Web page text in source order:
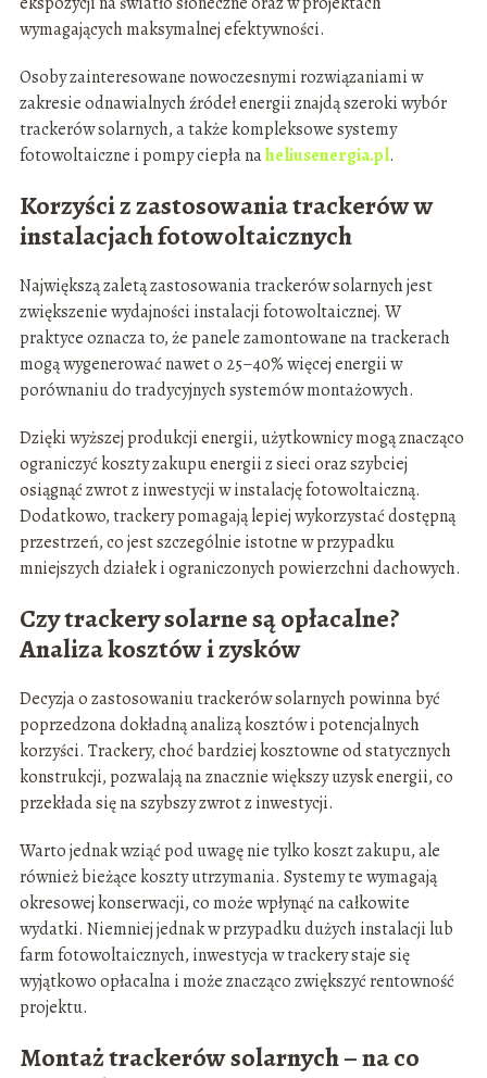
wymagających maksymalnej efektywności.
Osoby zainteresowane nowoczesnymi rozwiązaniami w
zakresie odnawialnych źródeł energii znajdą szeroki wybór
trackerów solarnych, a także kompleksowe systemy
fotowoltaiczne i pompy ciepła naheliusenergia.pl.
Korzyści z zastosowania trackerów w
instalacjach fotowoltaicznych
Największą zaletą zastosowania trackerów solarnych jest
zwiększenie wydajności instalacji fotowoltaicznej. W
praktyce oznacza to, że panele zamontowane na trackerach
mogą wygenerować nawet o 25–40% więcej energii w
porównaniu do tradycyjnych systemów montażowych.
Dzięki wyższej produkcji energii, użytkownicy mogą znacząco
ograniczyć koszty zakupu energii z sieci oraz szybciej
osiągnąć zwrot z inwestycji w instalację fotowoltaiczną.
Dodatkowo, trackery pomagają lepiej wykorzystać dostępną
przestrzeń, co jest szczególnie istotne w przypadku
mniejszych działek i ograniczonych powierzchni dachowych.
Czy trackery solarne są opłacalne?
Analiza kosztów i zysków
Decyzja o zastosowaniu trackerów solarnych powinna być
poprzedzona dokładną analizą kosztów i potencjalnych
korzyści. Trackery, choć bardziej kosztowne od statycznych
konstrukcji, pozwalają na znacznie większy uzysk energii, co
przekłada się na szybszy zwrot z inwestycji.
Warto jednak wziąć pod uwagę nie tylko koszt zakupu, ale
również bieżące koszty utrzymania. Systemy te wymagają
okresowej konserwacji, co może wpłynąć na całkowite
wydatki. Niemniej jednak w przypadku dużych instalacji lub
farm fotowoltaicznych, inwestycja w trackery staje się
wyjątkowo opłacalna i może znacząco zwiększyć rentowność
projektu.
Montaż trackerów solarnych – na co